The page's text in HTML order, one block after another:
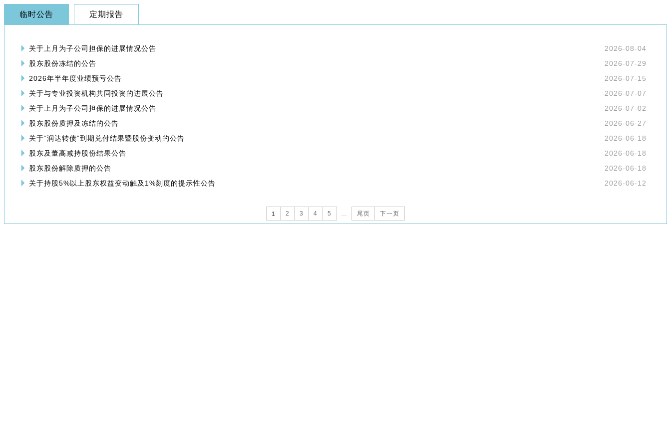
临时公告 定期报告
关于上月为子公司担保的进展情况公告
2026-08-04
股东股份冻结的公告
2026-07-29
2026年半年度业绩预亏公告
2026-07-15
关于与专业投资机构共同投资的进展公告
2026-07-07
关于上月为子公司担保的进展情况公告
2026-07-02
股东股份质押及冻结的公告
2026-06-27
关于“润达转债”到期兑付结果暨股份变动的公告
2026-06-18
股东及董高减持股份结果公告
2026-06-18
股东股份解除质押的公告
2026-06-18
关于持股5%以上股东权益变动触及1%刻度的提示性公告
2026-06-12
1 2 3 4 5 … 尾页 下一页